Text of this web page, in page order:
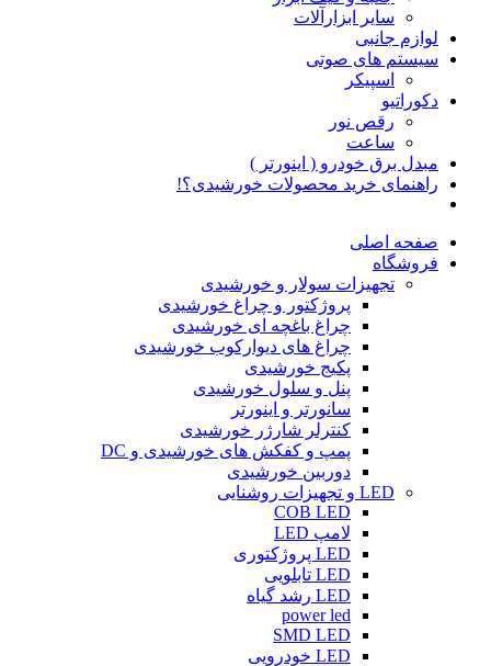
سایر ابزارآلات
لوازم جانبی
سیستم های صوتی
اسپیکر
دکوراتیو
رقص نور
ساعت
مبدل برق خودرو ( اینورتر )
راهنمای خرید محصولات خورشیدی؟!
صفحه اصلی
فروشگاه
تجهیزات سولار و خورشیدی
پروژکتور و چراغ خورشیدی
چراغ باغچه ای خورشیدی
چراغ های دیوارکوب خورشیدی
پکیج خورشیدی
پنل و سلول خورشیدی
سانورتر و اینورتر
کنترلر شارژر خورشیدی
پمپ و کفکش های خورشیدی و DC
دوربین خورشیدی
LED و تجهیزات روشنایی
COB LED
لامپ LED
LED پروژکتوری
LED تابلویی
LED رشد گیاه
power led
SMD LED
LED خودرویی